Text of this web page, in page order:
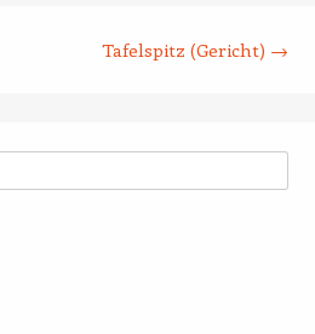
Tafelspitz (Gericht) →